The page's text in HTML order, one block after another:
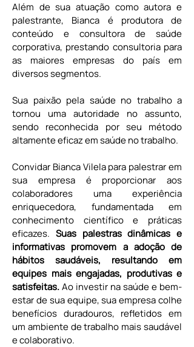
Além de sua atuação como autora e
palestrante, Bianca é produtora de
conteúdo e consultora de saúde
corporativa, prestando consultoria para
as maiores empresas do país em
diversos segmentos.
Sua paixão pela saúde no trabalho a
tornou uma autoridade no assunto,
sendo reconhecida por seu método
altamente eficaz em saúde no trabalho.
Convidar Bianca Vilela para palestrar em
sua empresa é proporcionar aos
colaboradores uma experiência
enriquecedora, fundamentada em
conhecimento científico e práticas
eficazes. Suas palestras dinâmicas e
informativas promovem a adoção de
hábitos saudáveis, resultando em
equipes mais engajadas, produtivas e
satisfeitas. Ao investir na saúde e bem-
estar de sua equipe, sua empresa colhe
benefícios duradouros, refletidos em
um ambiente de trabalho mais saudável
e colaborativo.